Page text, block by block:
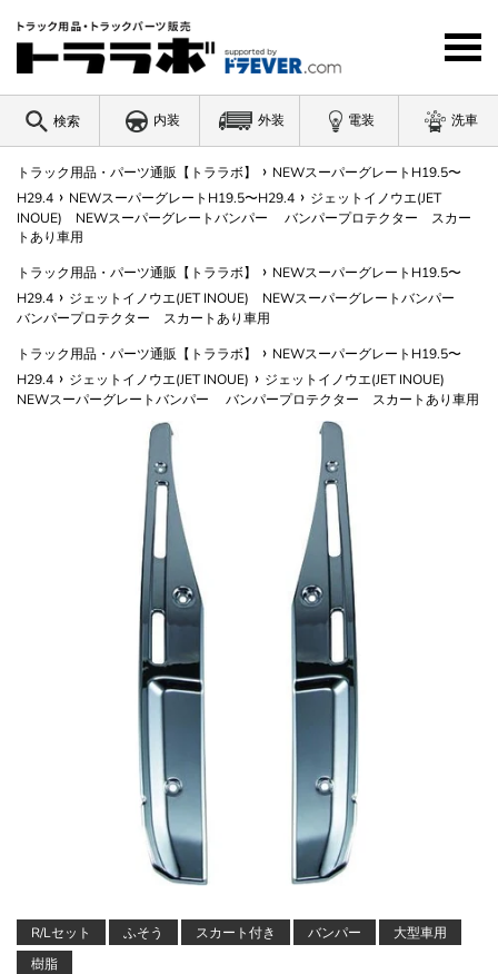
ス
検索 内装 外装 電装 洗車
ードを入力
トラック用品・パーツ通販【トララボ】 › NEWスーパーグレートH19.5〜
H29.4 › NEWスーパーグレートH19.5〜H29.4 › ジェットイノウエ(JET
INOUE) NEWスーパーグレートバンパー バンパープロテクター スカー
トあり車用
トラック用品・パーツ通販【トララボ】
› NEWスーパーグレートH19.5〜
H29.4 › ジェットイノウエ(JET INOUE) NEWスーパーグレートバンパー
バンパープロテクター スカートあり車用
トラック用品・パーツ通販【トララボ】
› NEWスーパーグレートH19.5〜
H29.4 › ジェットイノウエ(JET INOUE) › ジェットイノウエ(JET INOUE)
NEWスーパーグレートバンパー バンパープロテクター スカートあり車用
R/Lセット ふそう スカート付き バンパー
大型車用
樹脂